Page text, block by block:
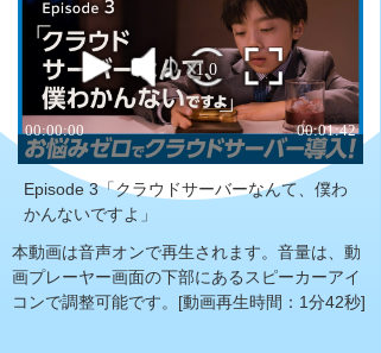
Episode 3「クラウドサーバーなんて、僕わ
かんないですよ」
本動画は音声オンで再生されます。音量は、動
画プレーヤー画面の下部にあるスピーカーアイ
コンで調整可能です。 [動画再生時間：1分42秒]